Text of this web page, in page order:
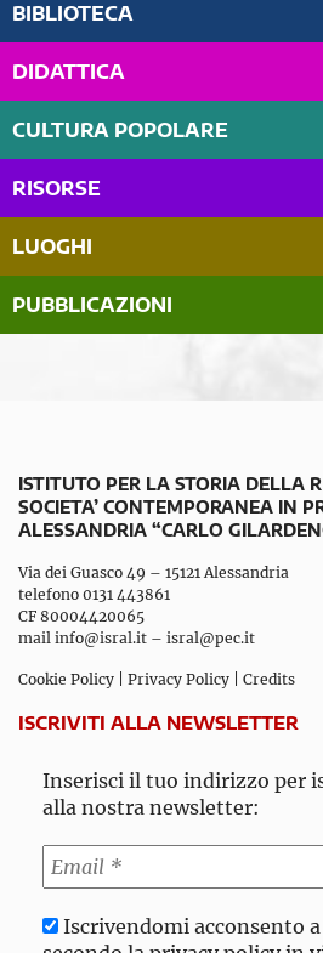
BIBLIOTECA
DIDATTICA
CULTURA POPOLARE
RISORSE
LUOGHI
PUBBLICAZIONI
ISTITUTO PER LA STORIA DELLA
SOCIETA’ CONTEMPORANEA IN
ALESSANDRIA “CARLO
Via dei Guasco 49 – 15121 Alessandria
telefono 0131 443861
CF 80004420065
mail info@isral.it – isral@pec.it
Cookie Policy Privacy Policy Credits
ISCRIVITI ALLA NEWSLETTER
Inserisci il tuo indirizzo per
alla nostra newsletter:
Iscrivendomi acconsento